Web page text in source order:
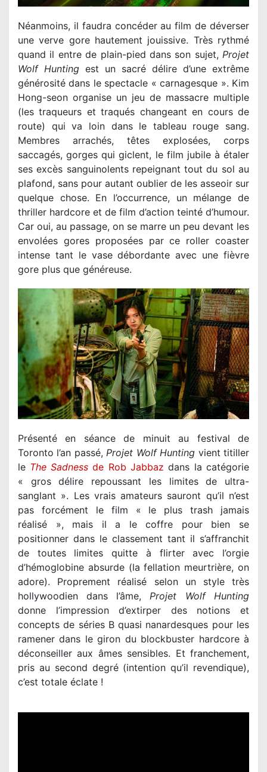
Néanmoins, il faudra concéder au film de déverser
une verve gore hautement jouissive. Très rythmé
quand il entre de plain-pied dans son sujet, Projet
Wolf Hunting est un sacré délire d’une extrême
générosité dans le spectacle « carnagesque ». Kim
Hong-seon organise un jeu de massacre multiple
(les traqueurs et traqués changeant en cours de
route) qui va loin dans le tableau rouge sang.
Membres arrachés, têtes explosées, corps
saccagés, gorges qui giclent, le film jubile à étaler
ses excès sanguinolents repeignant tout du sol au
plafond, sans pour autant oublier de les asseoir sur
quelque chose. En l’occurrence, un mélange de
thriller hardcore et de film d’action teinté d’humour.
Car oui, au passage, on se marre un peu devant les
envolées gores proposées par ce roller coaster
intense tant le vase débordante avec une fièvre
gore plus que généreuse.
Présenté en séance de minuit au festival de
Toronto l’an passé, Projet Wolf Hunting vient titiller
le The Sadness de Rob Jabbaz dans la catégorie
« gros délire repoussant les limites de ultra-
sanglant ». Les vrais amateurs sauront qu’il n’est
pas forcément le film « le plus trash jamais
réalisé », mais il a le coffre pour bien se
positionner dans le classement tant il s’affranchit
de toutes limites quitte à flirter avec l’orgie
d’hémoglobine absurde (la fellation meurtrière, on
adore). Proprement réalisé selon un style très
hollywoodien dans l’âme, Projet Wolf Hunting
donne l’impression d’extirper des notions et
concepts de séries B quasi nanardesques pour les
ramener dans le giron du blockbuster hardcore à
déconseiller aux âmes sensibles. Et franchement,
pris au second degré (intention qu’il revendique),
c’est totale éclate !